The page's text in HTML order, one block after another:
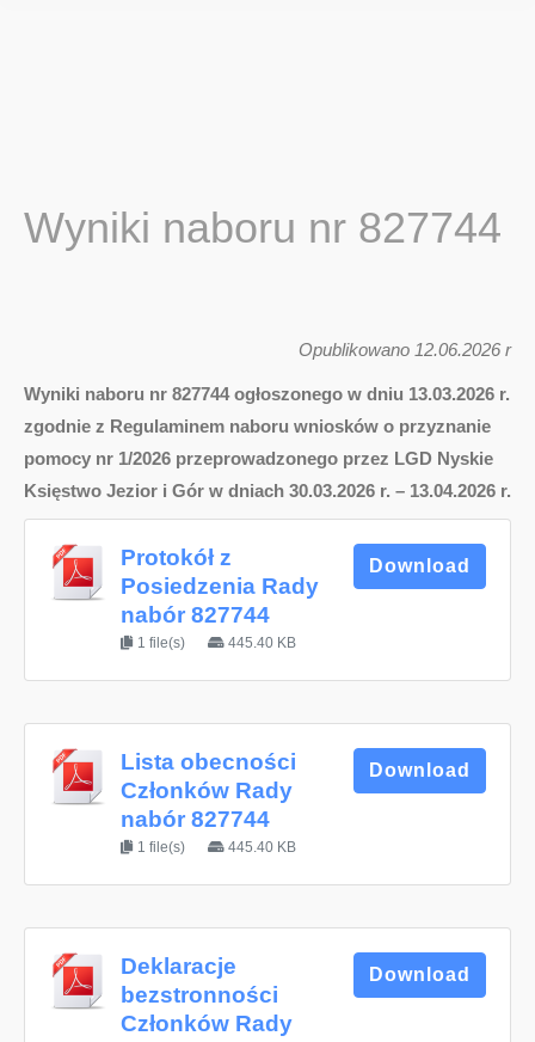
Wyniki naboru nr 827744
Opublikowano 12.06.2026 r
Wyniki naboru nr 827744 ogłoszonego w dniu 13.03.2026 r.
zgodnie z Regulaminem naboru wniosków o przyznanie
pomocy nr 1/2026 przeprowadzonego przez LGD Nyskie
Księstwo Jezior i Gór w dniach 30.03.2026 r. – 13.04.2026 r.
Protokół z
Posiedzenia Rady
nabór 827744
1 file(s) 445.40 KB
Download
Lista obecności
Członków Rady
nabór 827744
1 file(s) 445.40 KB
Download
Deklaracje
bezstronności
Członków Rady
Download